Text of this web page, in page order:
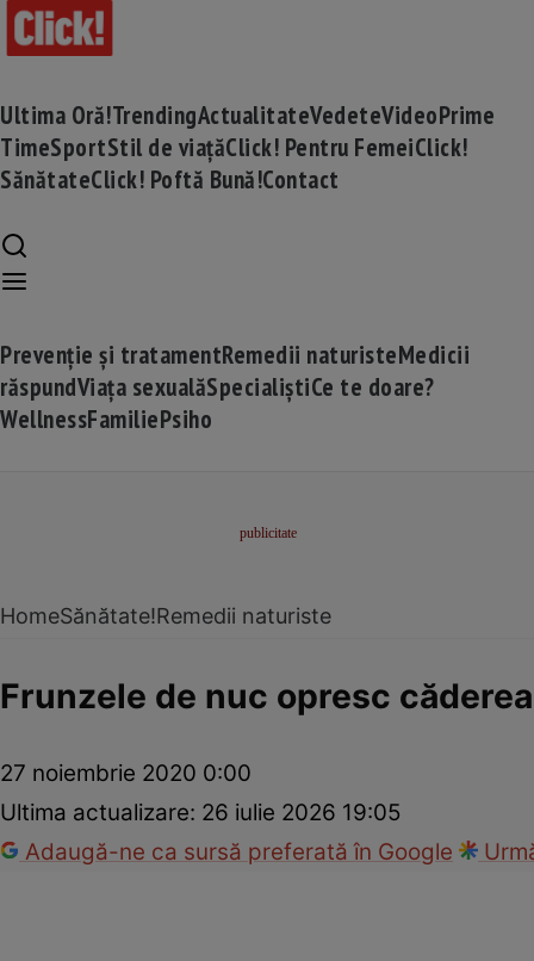
Ultima Oră!TrendingActualitateVedeteVideoPrime
TimeSportStil de viațăClick! Pentru FemeiClick!
SănătateClick! Poftă Bună!Contact
Prevenție și tratamentRemedii naturisteMedicii
răspundViața sexualăSpecialiștiCe te doare?
WellnessFamiliePsiho
HomeSănătate!Remedii naturiste
Frunzele de nuc opresc
27 noiembrie 2020 0:00
Ultima actualizare: 26 iulie 2026 19:05
Adaugă-ne ca sursă preferată în Google